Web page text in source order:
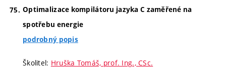
Optimalizace kompilátoru jazyka C zaměřené na
spotřebu energie
podrobný popis
Školitel: Hruška Tomáš, prof. Ing., CSc.